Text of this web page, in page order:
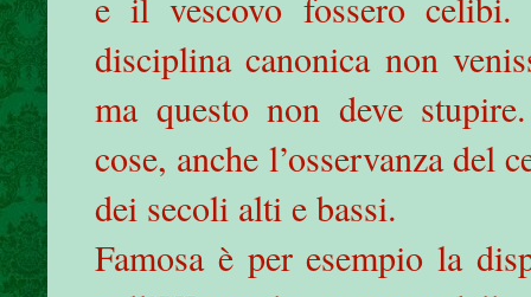
disciplina canonica non
ma questo non deve
cose, anche l’osservanza del
dei secoli alti e bassi.
Famosa è per esempio la